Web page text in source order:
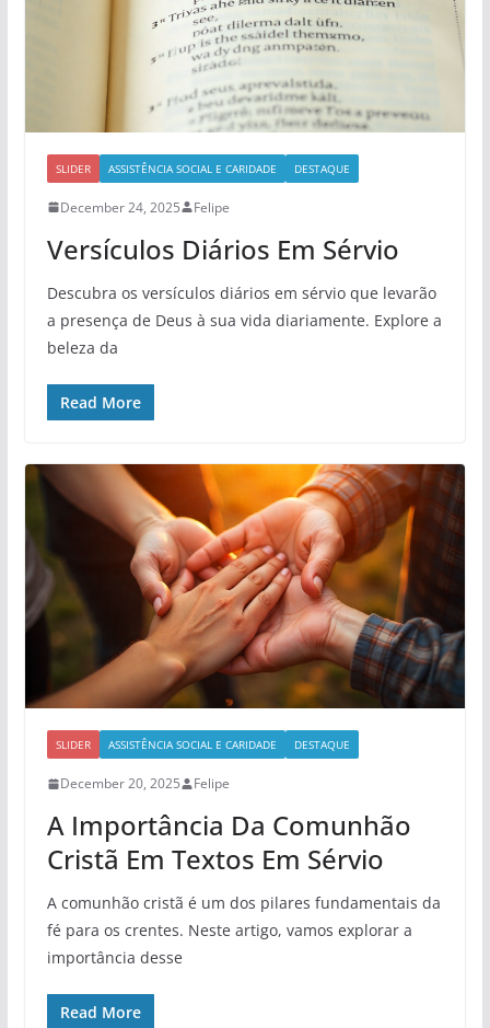
SLIDER ASSISTÊNCIA SOCIAL E CARIDADE DESTAQUE
December 24, 2025 Felipe
Versículos Diários Em Sérvio
Descubra os versículos diários em sérvio que levarão
a presença de Deus à sua vida diariamente. Explore a
beleza da
Read More
SLIDER ASSISTÊNCIA SOCIAL E CARIDADE DESTAQUE
December 20, 2025 Felipe
A Importância Da Comunhão
Cristã Em Textos Em Sérvio
A comunhão cristã é um dos pilares fundamentais da
fé para os crentes. Neste artigo, vamos explorar a
importância desse
Read More